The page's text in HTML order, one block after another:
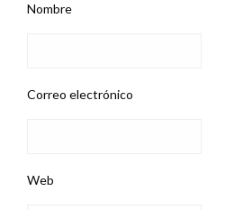
Nombre
Correo electrónico
Web